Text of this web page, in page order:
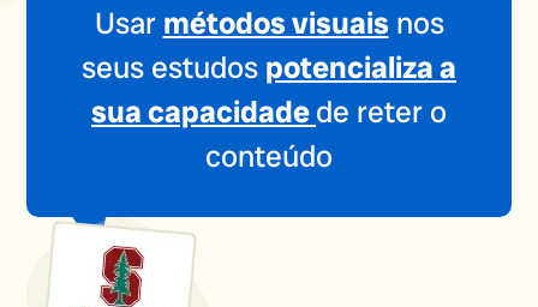
Usar métodos visuais nos
seus estudos potencializa a
sua capacidadede reter o
conteúdo